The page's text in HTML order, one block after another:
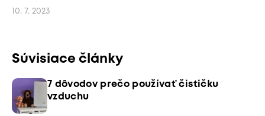
10. 7. 2023
Súvisiace články
7 dôvodov prečo používať čističku
vzduchu